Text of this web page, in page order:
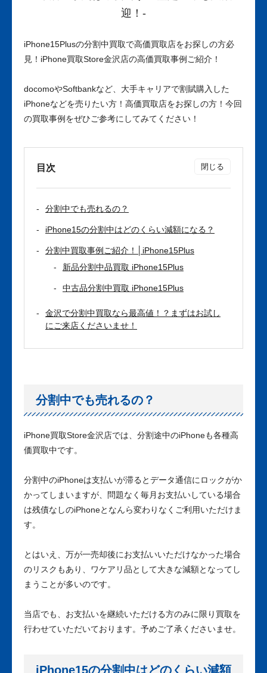
迎！-
iPhone15Plusの分割中買取で高価買取店をお探しの方必
見！iPhone買取Store金沢店の高価買取事例ご紹介！
docomoやSoftbankなど、大手キャリアで割賦購入した
iPhoneなどを売りたい方！高価買取店をお探しの方！今回
の買取事例をぜひご参考にしてみてください！
目次
分割中でも売れるの？
iPhone15の分割中はどのくらい減額になる？
分割中買取事例ご紹介！│iPhone15Plus
新品分割中品買取 iPhone15Plus
中古品分割中買取 iPhone15Plus
金沢で分割中買取なら最高値！？まずはお試し
にご来店くださいませ！
分割中でも売れるの？
iPhone買取Store金沢店では、分割途中のiPhoneも各種高
価買取中です。
分割中のiPhoneは支払いが滞るとデータ通信にロックがか
かってしまいますが、問題なく毎月お支払いしている場合
は残債なしのiPhoneとなんら変わりなくご利用いただけま
す。
とはいえ、万が一売却後にお支払いいただけなかった場合
のリスクもあり、ワケアリ品として大きな減額となってし
まうことが多いのです。
当店でも、お支払いを継続いただける方のみに限り買取を
行わせていただいております。予めご了承くださいませ。
iPhone15の分割中はどのくらい減額